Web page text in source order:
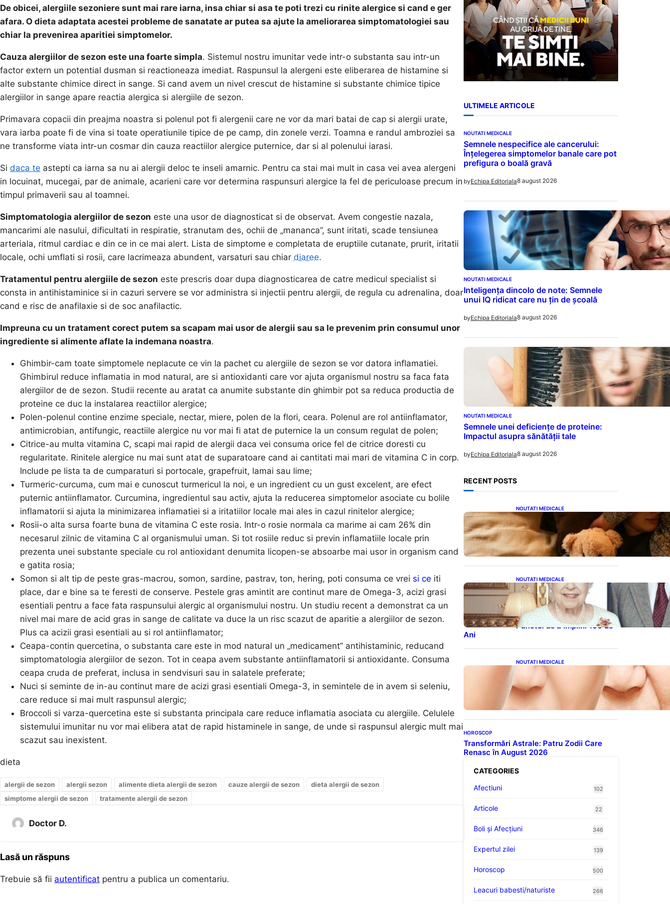
De obicei, alergiile sezoniere sunt mai rare iarna, insa chiar si asa te poti trezi cu rinite alergice si cand e ger
afara. O dieta adaptata acestei probleme de sanatate ar putea sa ajute la ameliorarea simptomatologiei sau
chiar la prevenirea aparitiei simptomelor.
Cauza alergiilor de sezon este una foarte simpla. Sistemul nostru imunitar vede intr-o substanta sau intr-un
factor extern un potential dusman si reactioneaza imediat. Raspunsul la alergeni este eliberarea de histamine si
alte substante chimice direct in sange. Si cand avem un nivel crescut de histamine si substante chimice tipice
alergiilor in sange apare reactia alergica si alergiile de sezon.
Primavara copacii din preajma noastra si polenul pot fi alergenii care ne vor da mari batai de cap si alergii urate,
vara iarba poate fi de vina si toate operatiunile tipice de pe camp, din zonele verzi. Toamna e randul ambroziei sa
ne transforme viata intr-un cosmar din cauza reactiilor alergice puternice, dar si al polenului iarasi.
Si daca te astepti ca iarna sa nu ai alergii deloc te inseli amarnic. Pentru ca stai mai mult in casa vei avea alergeni
in locuinat, mucegai, par de animale, acarieni care vor determina raspunsuri alergice la fel de periculoase precum in
timpul primaverii sau al toamnei.
Simptomatologia alergiilor de sezon este una usor de diagnosticat si de observat. Avem congestie nazala,
mancarimi ale nasului, dificultati in respiratie, stranutam des, ochii de „mananca”, sunt iritati, scade tensiunea
arteriala, ritmul cardiac e din ce in ce mai alert. Lista de simptome e completata de eruptiile cutanate, prurit, iritatii
locale, ochi umflati si rosii, care lacrimeaza abundent, varsaturi sau chiar diaree.
Tratamentul pentru alergiile de sezon este prescris doar dupa diagnosticarea de catre medicul specialist si
consta in antihistaminice si in cazuri servere se vor administra si injectii pentru alergii, de regula cu adrenalina, doar
cand e risc de anafilaxie si de soc anafilactic.
Impreuna cu un tratament corect putem sa scapam mai usor de alergii sau sa le prevenim prin consumul unor
ingrediente si alimente aflate la indemana noastra.
Ghimbir-cam toate simptomele neplacute ce vin la pachet cu alergiile de sezon se vor datora inflamatiei.
Ghimbirul reduce inflamatia in mod natural, are si antioxidanti care vor ajuta organismul nostru sa faca fata
alergiilor de de sezon. Studii recente au aratat ca anumite substante din ghimbir pot sa reduca productia de
proteine ce duc la instalarea reactiilor alergice;
Polen-polenul contine enzime speciale, nectar, miere, polen de la flori, ceara. Polenul are rol antiinflamator,
antimicrobian, antifungic, reactiile alergice nu vor mai fi atat de puternice la un consum regulat de polen;
Citrice-au multa vitamina C, scapi mai rapid de alergii daca vei consuma orice fel de citrice doresti cu
regularitate. Rinitele alergice nu mai sunt atat de suparatoare cand ai cantitati mai mari de vitamina C in corp.
Include pe lista ta de cumparaturi si portocale, grapefruit, lamai sau lime;
Turmeric-curcuma, cum mai e cunoscut turmericul la noi, e un ingredient cu un gust excelent, are efect
puternic antiinflamator. Curcumina, ingredientul sau activ, ajuta la reducerea simptomelor asociate cu bolile
inflamatorii si ajuta la minimizarea inflamatiei si a iritatiilor locale mai ales in cazul rinitelor alergice;
Rosii-o alta sursa foarte buna de vitamina C este rosia. Intr-o rosie normala ca marime ai cam 26% din
necesarul zilnic de vitamina C al organismului uman. Si tot rosiile reduc si previn inflamatiile locale prin
prezenta unei substante speciale cu rol antioxidant denumita licopen-se absoarbe mai usor in organism cand
e gatita rosia;
Somon si alt tip de peste gras-macrou, somon, sardine, pastrav, ton, hering, poti consuma ce vrei si ce iti
place, dar e bine sa te feresti de conserve. Pestele gras amintit are continut mare de Omega-3, acizi grasi
esentiali pentru a face fata raspunsului alergic al organismului nostru. Un studiu recent a demonstrat ca un
nivel mai mare de acid gras in sange de calitate va duce la un risc scazut de aparitie a alergiilor de sezon.
Plus ca acizii grasi esentiali au si rol antiinflamator;
Ceapa-contin quercetina, o substanta care este in mod natural un „medicament” antihistaminic, reducand
simptomatologia alergiilor de sezon. Tot in ceapa avem substante antiinflamatorii si antioxidante. Consuma
ceapa cruda de preferat, inclusa in sendvisuri sau in salatele preferate;
Nuci si seminte de in-au continut mare de acizi grasi esentiali Omega-3, in semintele de in avem si seleniu,
care reduce si mai mult raspunsul alergic;
Broccoli si varza-quercetina este si substanta principala care reduce inflamatia asociata cu alergiile. Celulele
sistemului imunitar nu vor mai elibera atat de rapid histaminele in sange, de unde si raspunsul alergic mult mai
scazut sau inexistent.
dieta
alergii de sezon alergii sezon alimente dieta alergii de sezon cauze alergii de sezon
dieta alergii de sezon
simptome alergii de sezon
tratamente alergii de sezon
Doctor D.
Lasă un răspuns
Trebuie să fii autentificat pentru a publica un comentariu.
ULTIMELE ARTICOLE
NOUTATI MEDICALE
Semnele nespecifice ale cancerului:
Înțelegerea simptomelor banale care pot
prefigura o boală gravă
byEchipa Editoriala8 august 2026
NOUTATI MEDICALE
Inteligența dincolo de note: Semnele
unui IQ ridicat care nu țin de școală
byEchipa Editoriala8 august 2026
NOUTATI MEDICALE
Semnele unei deficiențe de proteine:
Impactul asupra sănătății tale
byEchipa Editoriala8 august 2026
RECENT POSTS
NOUTATI MEDICALE
Somnul Sănătos: Câte Ore
Trebuie Să Dormi în Funcție
de Vârstă și Impactul
Asupra Sănătății
NOUTATI MEDICALE
Longevitatea în Rândul
Celebrităților: Lecții din
Viața Prințului Philip și a
Altora care Au Fost Pe
Punctul de a Împlini 100 de
Ani
NOUTATI MEDICALE
Evoluția Personalității după
70 de Ani: Ce Revelații Ne
Oferă Studiile Psihologice
HOROSCOP
Transformări Astrale: Patru Zodii Care
Renasc în August 2026
CATEGORIES
Afectiuni
102
Articole 22
Boli și Afecțiuni 346
Expertul zilei 139
Horoscop 500
Leacuri babesti/naturiste 266